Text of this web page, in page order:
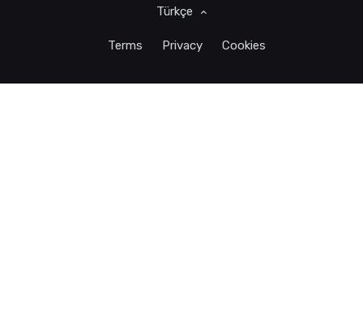
Türkçe
Terms Privacy Cookies